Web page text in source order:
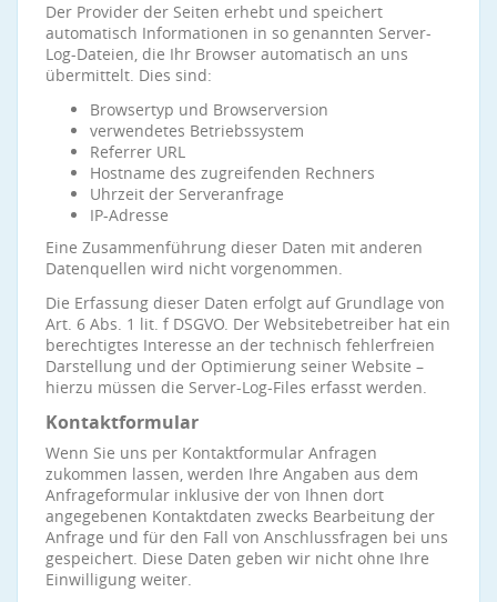
Der Provider der Seiten erhebt und speichert
automatisch Informationen in so genannten Server-
Log-Dateien, die Ihr Browser automatisch an uns
übermittelt. Dies sind:
Browsertyp und Browserversion
verwendetes Betriebssystem
Referrer URL
Hostname des zugreifenden Rechners
Uhrzeit der Serveranfrage
IP-Adresse
Eine Zusammenführung dieser Daten mit anderen
Datenquellen wird nicht vorgenommen.
Die Erfassung dieser Daten erfolgt auf Grundlage von
Art. 6 Abs. 1 lit. f DSGVO. Der Websitebetreiber hat ein
berechtigtes Interesse an der technisch fehlerfreien
Darstellung und der Optimierung seiner Website –
hierzu müssen die Server-Log-Files erfasst werden.
Kontaktformular
Wenn Sie uns per Kontaktformular Anfragen
zukommen lassen, werden Ihre Angaben aus dem
Anfrageformular inklusive der von Ihnen dort
angegebenen Kontaktdaten zwecks Bearbeitung der
Anfrage und für den Fall von Anschlussfragen bei uns
gespeichert. Diese Daten geben wir nicht ohne Ihre
Einwilligung weiter.